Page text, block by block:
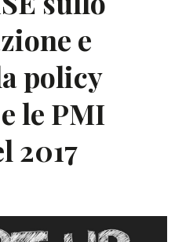
e
policy
le PMI
2017